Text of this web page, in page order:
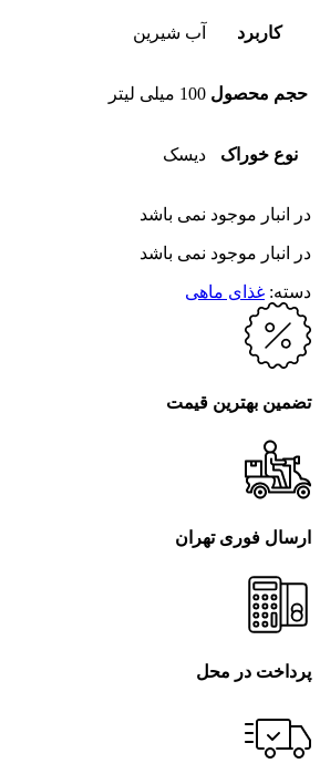
کاربرد آب شیرین
حجم محصول 100 میلی لیتر
نوع خوراک دیسک
در انبار موجود نمی باشد
در انبار موجود نمی باشد
دسته: غذای ماهی
تضمین بهترین قیمت
ارسال فوری تهران
پرداخت در محل